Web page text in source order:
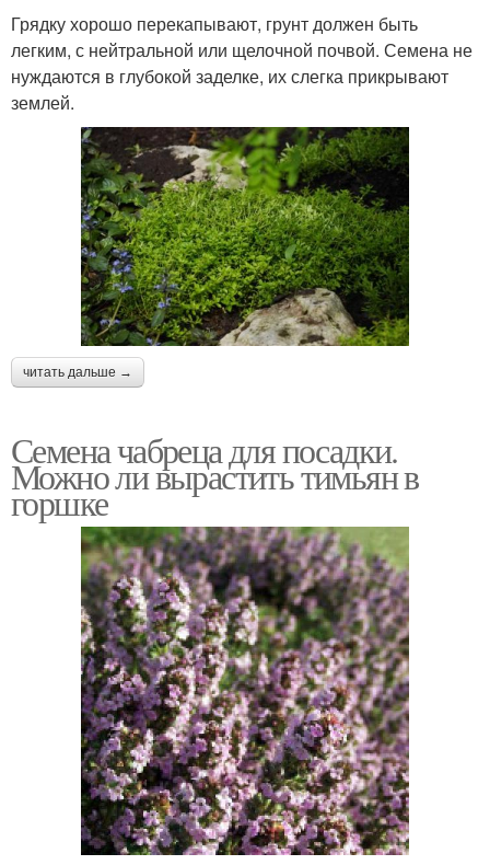
Грядку хорошо перекапывают, грунт должен быть
легким, с нейтральной или щелочной почвой. Семена не
нуждаются в глубокой заделке, их слегка прикрывают
землей.
читать дальше →
Семена чабреца для посадки.
Можно ли вырастить тимьян в
горшке